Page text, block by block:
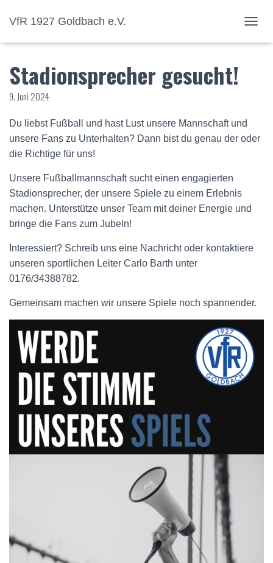
VfR 1927 Goldbach e.V.
Stadionsprecher gesucht!
9. Juni 2024
Du liebst Fußball und hast Lust unsere Mannschaft und
unsere Fans zu Unterhalten? Dann bist du genau der oder
die Richtige für uns!
Unsere Fußballmannschaft sucht einen engagierten
Stadionsprecher, der unsere Spiele zu einem Erlebnis
machen. Unterstütze unser Team mit deiner Energie und
bringe die Fans zum Jubeln!
Interessiert? Schreib uns eine Nachricht oder kontaktiere
unseren sportlichen Leiter Carlo Barth unter
0176/34388782.
Gemeinsam machen wir unsere Spiele noch spannender.